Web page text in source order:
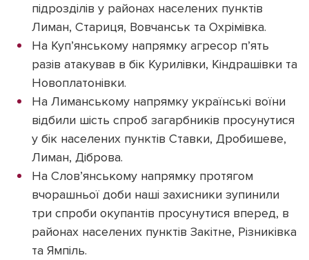
підрозділів у районах населених пунктів
Лиман, Стариця, Вовчанськ та Охрімівка.
На Куп’янському напрямку агресор п’ять
разів атакував в бік Курилівки, Кіндрашівки та
Новоплатонівки.
На Лиманському напрямку українські воїни
відбили шість спроб загарбників просунутися
у бік населених пунктів Ставки, Дробишеве,
Лиман, Діброва.
На Слов’янському напрямку протягом
вчорашньої доби наші захисники зупинили
три спроби окупантів просунутися вперед, в
районах населених пунктів Закітне, Різниківка
та Ямпіль.